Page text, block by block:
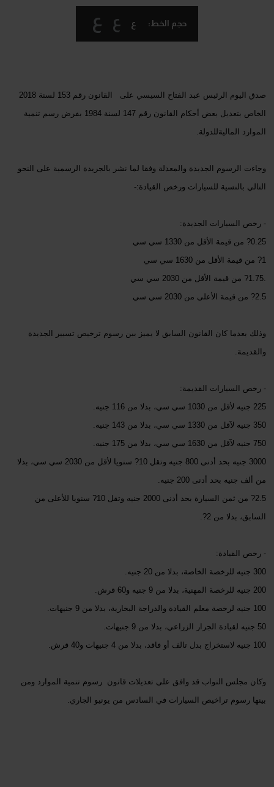
حجم الخط: ع ع ع
صدق اليوم الرئيس عبد الفتاح السيسي على القانون رقم 153 لسنة 2018
الخاص بتعديل بعض أحكام القانون رقم 147 لسنة 1984 بفرض رسم تنمية
الموارد الماليةللدولة.
وجاءت الرسوم الجديدة والمعدلة وفقا لما نشر بالجريدة الرسمية على النحو
التالي بالنسية للسيارات ورخص القيادة:-
- رخص السيارات الجديدة:
0.25? من قيمة الأقل من 1330 سي سي
1? من قيمة الأقل من 1630 سي سي
.1.75? من قيمة الأقل من 2030 سي سي
2.5? من قيمة الأعلى من 2030 سي سي
وذلك بعدما كان القانون السابق لا يميز بين رسوم ترخيص تسيير الجديدة
والقديمة.
- رخص السيارات القديمة:
225 جنيه لأقل من 1030 سي سي، بدلا من 116 جنيه.
350 جنيه لآقل من 1330 سي سي، بدلا من 143 جنيه.
750 جنيه لآقل من 1630 سي سي، بدلا من 175 جنيه.
3000 جنيه بحد أدنى 800 جنيه وتقل 10? سنويا لأقل من 2030 سي سي، بدلا
من ألف جنيه بحد أدنى 200 جنيه.
2.5? من ثمن السيارة بحد أدنى 2000 جنيه وتقل 10? سنويا للأعلى من
السابق، بدلا من 2?.
- رخص القيادة:
300 جنيه للرخصة الخاصة، بدلا من 20 جنيه.
200 جنيه للرخصة المهنية، بدلا من 9 جنيه و60 قرش.
100 جنيه لرخصة معلم القيادة والدراجة البخارية، بدلا من 9 جنيهات.
50 جنيه لقيادة الجرار الزراعي، بدلا من 9 جنيهات.
100 جنيه لاستخراج بدل تالف أو فاقد، بدلا من 4 جنيهات و40 قرش.
وكان مجلس النواب قد وافق على تعديلات قانون رسوم تنمية الموارد ومن
بينها رسوم تراخيص السيارات في السادس من يونيو الجاري.